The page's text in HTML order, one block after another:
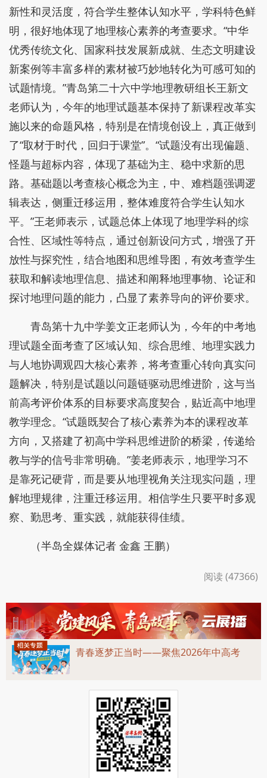
新性和灵活度，符合学生整体认知水平，学科特色鲜
明，很好地体现了地理核心素养的考查要求。“中华
优秀传统文化、国家科技发展新成就、生态文明建设
新案例等丰富多样的素材被巧妙地转化为可感可知的
试题情境。”青岛第二十六中学地理教研组长王新文
老师认为，今年的地理试题基本保持了新课程改革实
施以来的命题风格，特别是在情境创设上，真正做到
了“取材于时代，回归于课堂”。“试题没有出现偏题、
怪题与超标内容，体现了基础为主、稳中求新的思
路。基础题以考查核心概念为主，中、难档题强调逻
辑表达，侧重迁移运用，整体难度符合学生认知水
平。”王老师表示，试题总体上体现了地理学科的综
合性、区域性等特点，通过创新设问方式，增强了开
放性与探究性，结合地图和思维导图，有效考查学生
获取和解读地理信息、描述和阐释地理事物、论证和
探讨地理问题的能力，凸显了素养导向的评价要求。
青岛第十九中学姜文正老师认为，今年的中考地
理试题全面考查了区域认知、综合思维、地理实践力
与人地协调观四大核心素养，将考查重心转向真实问
题解决，特别是试题以问题链驱动思维进阶，这与当
前高考评价体系的目标要求高度契合，贴近高中地理
教学理念。“试题既契合了核心素养为本的课程改革
方向，又搭建了初高中学科思维进阶的桥梁，传递给
教与学的信号非常明确。”姜老师表示，地理学习不
是靠死记硬背，而是要从地理视角关注现实问题，理
解地理规律，注重迁移运用。相信学生只要平时多观
察、勤思考、重实践，就能获得佳绩。
（半岛全媒体记者 金鑫 王鹏）
阅读 (47366)
青春逐梦正当时——聚焦2026年中高考